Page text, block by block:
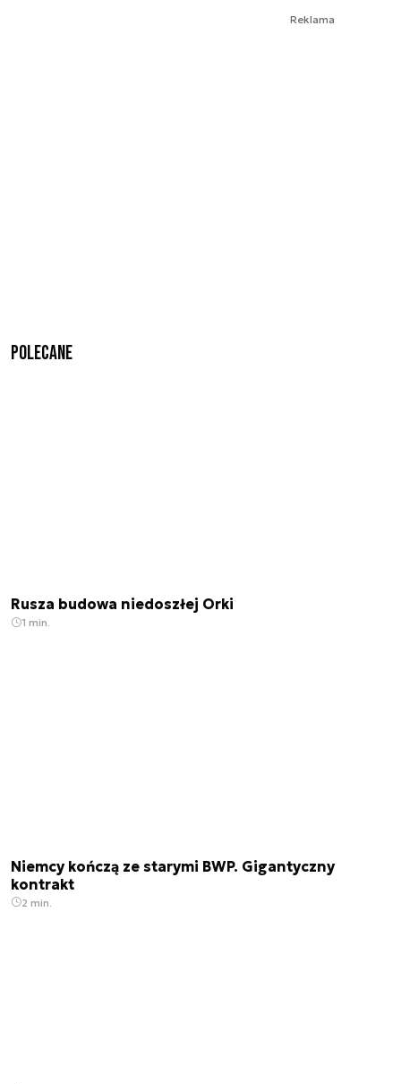
Reklama
Polecane
Rusza budowa niedoszłej Orki
1 min.
Niemcy kończą ze starymi BWP. Gigantyczny
kontrakt
2 min.